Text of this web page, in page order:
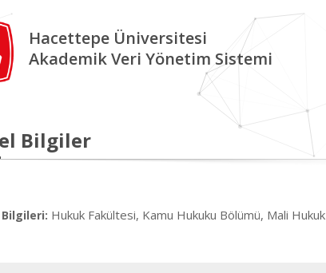
Hacettepe Üniversitesi
Akademik Veri Yönetim Sistemi
Bilgiler
Hukuk Fakültesi, Kamu Hukuku Bölümü, Mali Hukuk